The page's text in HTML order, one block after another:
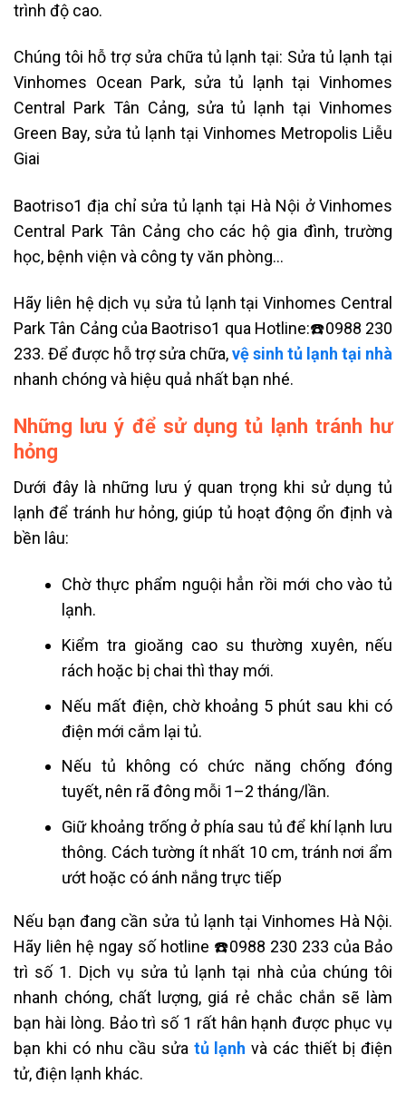
trình độ cao.
Chúng tôi hỗ trợ sửa chữa tủ lạnh tại: Sửa tủ lạnh tại
Vinhomes Ocean Park, sửa tủ lạnh tại Vinhomes
Central Park Tân Cảng, sửa tủ lạnh tại Vinhomes
Green Bay, sửa tủ lạnh tại Vinhomes Metropolis Liễu
Giai
Baotriso1địa chỉ sửa tủ lạnh tại Hà Nội ởVinhomes
Central Park Tân Cảng cho các hộ gia đình, trường
học, bệnh viện và công ty văn phòng…
Hãy liên hệ dịch vụ sửa tủ lạnh tại Vinhomes Central
Park Tân Cảng của Baotriso1 qua Hotline:☎️0988 230
233. Để được hỗ trợ sửa chữa,vệ sinh tủ lạnh tại nhà
nhanh chóng và hiệu quả nhất bạn nhé.
Những lưu ý để sử dụng tủ lạnh tránh hư
hỏng
Dưới đây là những lưu ý quan trọng khi sử dụng tủ
lạnh để tránh hư hỏng, giúp tủ hoạt động ổn định và
bền lâu:
Chờ thực phẩm nguội hẳn rồi mới cho vào tủ
lạnh.
Kiểm tra gioăng cao su thường xuyên, nếu
rách hoặc bị chai thì thay mới.
Nếu mất điện, chờ khoảng 5 phút sau khi có
điện mới cắm lại tủ.
Nếu tủ không có chức năng chống đóng
tuyết, nên rã đông mỗi 1–2 tháng/lần.
Giữ khoảng trống ở phía sau tủ để khí lạnh lưu
thông. Cách tường ít nhất 10 cm, tránh nơi ẩm
ướt hoặc có ánh nắng trực tiếp
Nếu bạn đang cần sửa tủ lạnh tại Vinhomes Hà Nội.
Hãy liên hệ ngay số hotline ☎️0988 230 233 của Bảo
trì số 1. Dịch vụ sửa tủ lạnh tại nhàcủa chúng tôi
nhanh chóng, chất lượng, giá rẻ chắc chắn sẽ làm
bạn hài lòng. Bảo trì số 1 rất hân hạnh được phục vụ
bạn khi có nhu cầu sửa tủ lạnhvà các thiết bị điện
tử, điện lạnh khác.